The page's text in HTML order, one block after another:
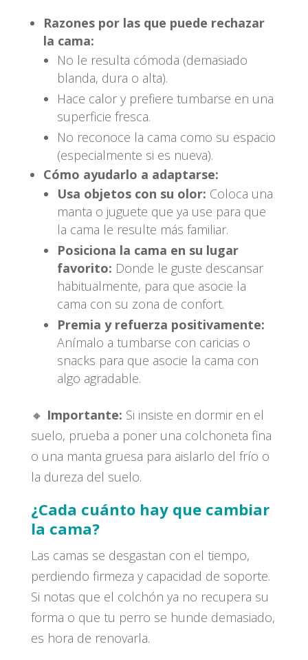
Razones por las que puede rechazar
la cama:
No le resulta cómoda (demasiado
blanda, dura o alta).
Hace calor y prefiere tumbarse en una
superficie fresca.
No reconoce la cama como su espacio
(especialmente si es nueva).
Cómo ayudarlo a adaptarse:
Usa objetos con su olor: Coloca una
manta o juguete que ya use para que
la cama le resulte más familiar.
Posiciona la cama en su lugar
favorito: Donde le guste descansar
habitualmente, para que asocie la
cama con su zona de confort.
Premia y refuerza positivamente:
Anímalo a tumbarse con caricias o
snacks para que asocie la cama con
algo agradable.
🔸 Importante: Si insiste en dormir en el
suelo, prueba a poner una colchoneta fina
o una manta gruesa para aislarlo del frío o
la dureza del suelo.
¿Cada cuánto hay que cambiar
la cama?
Las camas se desgastan con el tiempo,
perdiendo firmeza y capacidad de soporte.
Si notas que el colchón ya no recupera su
forma o que tu perro se hunde demasiado,
es hora de renovarla.